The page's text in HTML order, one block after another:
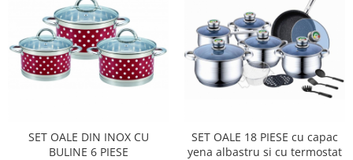
SET OALE DIN INOX CU
BULINE 6 PIESE
SET OALE 18 PIESE cu capac
yena albastru si cu termostat